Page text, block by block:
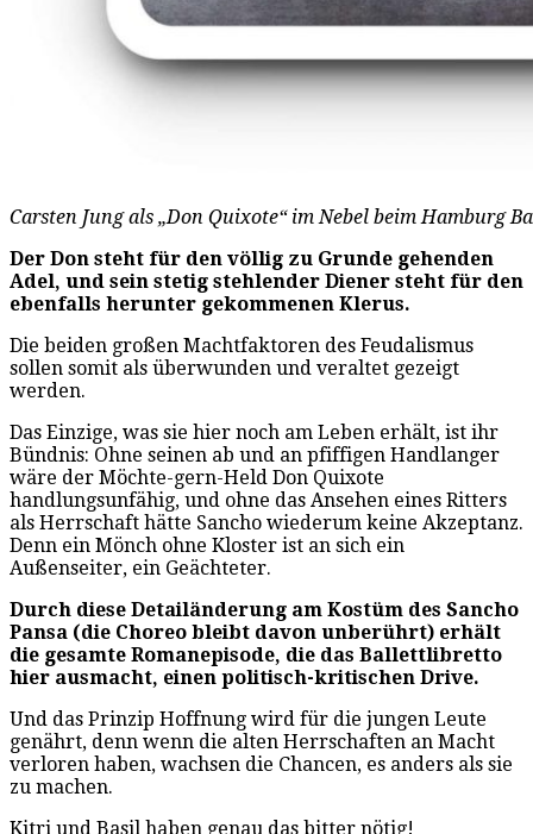
Carsten Jung als „Don Quixote“ im Nebel beim Hamburg
Der Don steht für den völlig zu Grunde gehenden
Adel, und sein stetig stehlender Diener steht für den
ebenfalls herunter gekommenen Klerus.
Die beiden großen Machtfaktoren des Feudalismus
sollen somit als überwunden und veraltet gezeigt
werden.
Das Einzige, was sie hier noch am Leben erhält, ist ihr
Bündnis: Ohne seinen ab und an pfiffigen Handlanger
wäre der Möchte-gern-Held Don Quixote
handlungsunfähig, und ohne das Ansehen eines Ritters
als Herrschaft hätte Sancho wiederum keine Akzeptanz.
Denn ein Mönch ohne Kloster ist an sich ein
Außenseiter, ein Geächteter.
Durch diese Detailänderung am Kostüm des Sancho
Pansa (die Choreo bleibt davon unberührt) erhält
die gesamte Romanepisode, die das Ballettlibretto
hier ausmacht, einen politisch-kritischen Drive.
Und das Prinzip Hoffnung wird für die jungen Leute
genährt, denn wenn die alten Herrschaften an Macht
verloren haben, wachsen die Chancen, es anders als sie
zu machen.
Kitri und Basil haben genau das bitter nötig!